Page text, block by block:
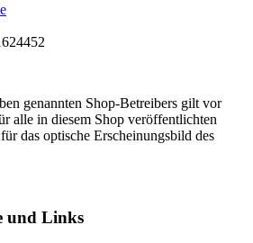
genannten Shop-Betreibers gilt vor
alle in diesem Shop veröffentlichten
das optische Erscheinungsbild des
und Links